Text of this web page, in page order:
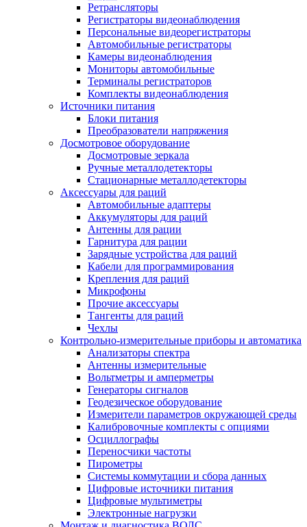
Ретрансляторы
Регистраторы видеонаблюдения
Персональные видеорегистраторы
Автомобильные регистраторы
Камеры видеонаблюдения
Мониторы автомобильные
Терминалы регистраторов
Комплекты видеонаблюдения
Источники питания
Блоки питания
Преобразователи напряжения
Досмотровое оборудование
Досмотровые зеркала
Ручные металлодетекторы
Стационарные металлодетекторы
Аксессуары для раций
Автомобильные адаптеры
Аккумуляторы для раций
Антенны для рации
Гарнитура для рации
Зарядные устройства для раций
Кабели для программирования
Крепления для раций
Микрофоны
Прочие аксессуары
Тангенты для раций
Чехлы
Контрольно-измерительные приборы и автоматика
Анализаторы спектра
Антенны измерительные
Вольтметры и амперметры
Генераторы сигналов
Геодезическое оборудование
Измерители параметров окружающей среды
Калибровочные комплекты с опциями
Осциллографы
Переносчики частоты
Пирометры
Системы коммутации и сбора данных
Цифровые источники питания
Цифровые мультиметры
Электронные нагрузки